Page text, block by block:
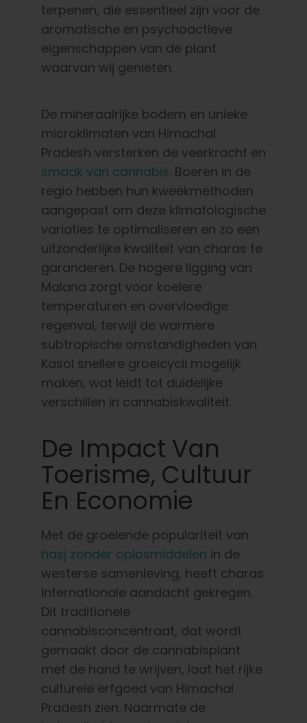
terpenen, die essentieel zijn voor de
aromatische en psychoactieve
eigenschappen van de plant
waarvan wij genieten.
De mineraalrijke bodem en unieke
microklimaten van Himachal
Pradesh versterken de veerkracht en
smaak van cannabis. Boeren in de
regio hebben hun kweekmethoden
aangepast om deze klimatologische
variaties te optimaliseren en zo een
uitzonderlijke kwaliteit van charas te
garanderen. De hogere ligging van
Malana zorgt voor koelere
temperaturen en overvloedige
regenval, terwijl de warmere
subtropische omstandigheden van
Kasol snellere groeicycli mogelijk
maken, wat leidt tot duidelijke
verschillen in cannabiskwaliteit.
De Impact Van
Toerisme, Cultuur
En Economie
Met de groeiende populariteit van
hasj zonder oplosmiddelen in de
westerse samenleving, heeft charas
internationale aandacht gekregen.
Dit traditionele
cannabisconcentraat, dat wordt
gemaakt door de cannabisplant
met de hand te wrijven, laat het rijke
culturele erfgoed van Himachal
Pradesh zien. Naarmate de